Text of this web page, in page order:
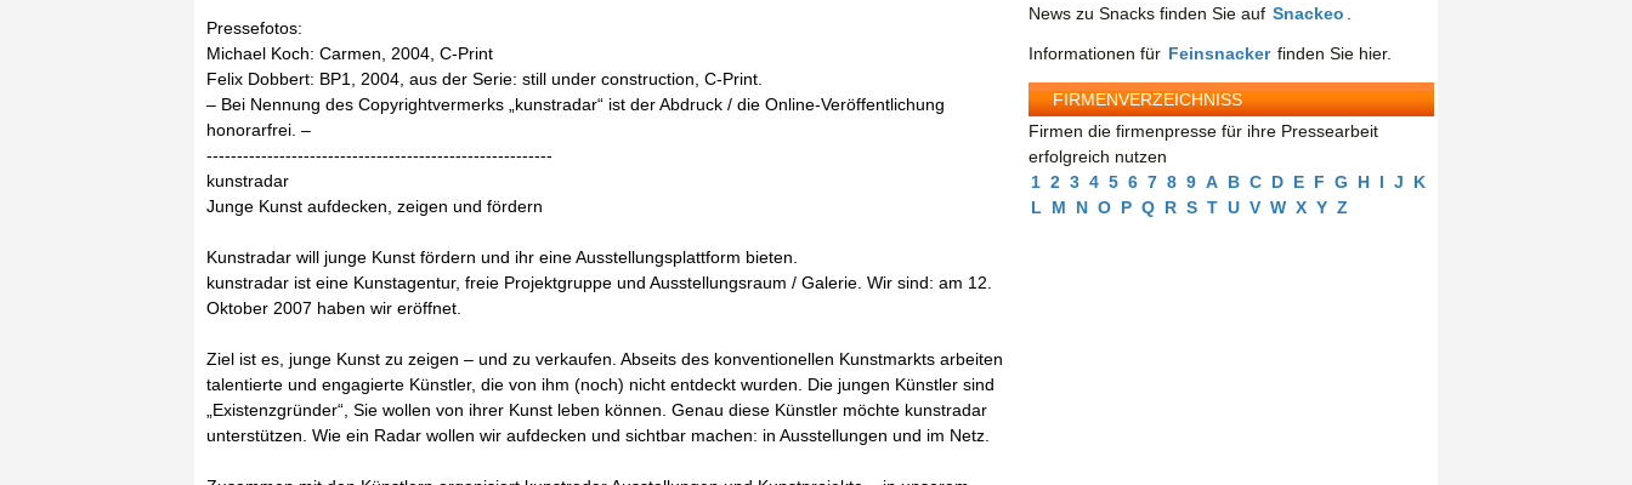
Pressefotos:
Michael Koch: Carmen, 2004, C-Print
Felix Dobbert: BP1, 2004, aus der Serie: still under construction, C-Print.
– Bei Nennung des Copyrightvermerks „kunstradar“ ist der Abdruck / die Online-Veröffentlichung
honorarfrei. –
---------------------------------------------------------
kunstradar
Junge Kunst aufdecken, zeigen und fördern
Kunstradar will junge Kunst fördern und ihr eine Ausstellungsplattform bieten.
kunstradar ist eine Kunstagentur, freie Projektgruppe und Ausstellungsraum / Galerie. Wir sind: am 12.
Oktober 2007 haben wir eröffnet.
Ziel ist es, junge Kunst zu zeigen – und zu verkaufen. Abseits des konventionellen Kunstmarkts arbeiten
talentierte und engagierte Künstler, die von ihm (noch) nicht entdeckt wurden. Die jungen Künstler sind
„Existenzgründer“, Sie wollen von ihrer Kunst leben können. Genau diese Künstler möchte kunstradar
unterstützen. Wie ein Radar wollen wir aufdecken und sichtbar machen: in Ausstellungen und im Netz.
News zu Snacks finden Sie auf Snackeo
Informationen für Feinsnacker finden Sie hier.
FIRMENVERZEICHNISS
Firmen die firmenpresse für ihre Pressearbeit
erfolgreich nutzen
1 2 3 4 5 6 7 8 9 A B C D E F G H I J
K
L
M N O P Q R S T U V W X Y Z